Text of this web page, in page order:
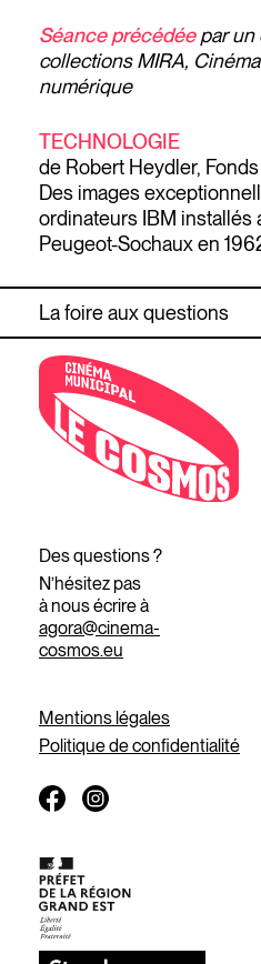
Séance précédéepar un
collections MIRA,
numérique
TECHNOLOGIE
de Robert Heydler,
Des images
ordinateurs IBM installés
Peugeot-Sochaux en
La foire aux questions
Des questions ?
N’hésitez pas
à nous écrire à
agora@cinema-
cosmos.eu
Mentions légales
Politique de confidentialité